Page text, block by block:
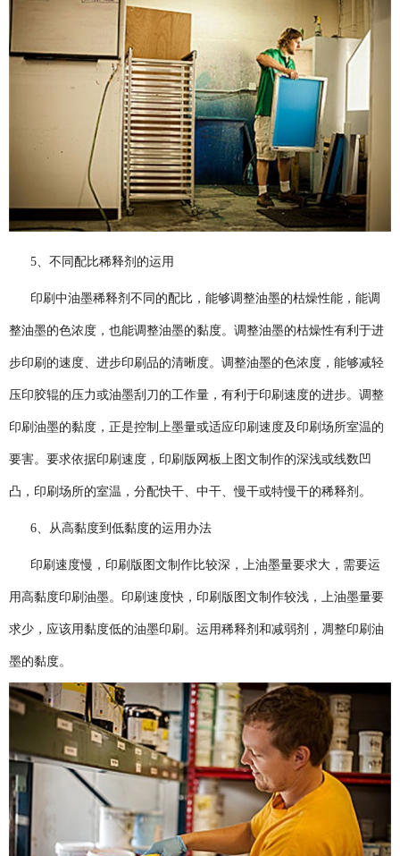
5、不同配比稀释剂的运用
印刷中油墨稀释剂不同的配比，能够调整油墨的枯燥性能，能调
整油墨的色浓度，也能调整油墨的黏度。调整油墨的枯燥性有利于进
步印刷的速度、进步印刷品的清晰度。调整油墨的色浓度，能够减轻
压印胶辊的压力或油墨刮刀的工作量，有利于印刷速度的进步。调整
印刷油墨的黏度，正是控制上墨量或适应印刷速度及印刷场所室温的
要害。要求依据印刷速度，印刷版网板上图文制作的深浅或线数凹
凸，印刷场所的室温，分配快干、中干、慢干或特慢干的稀释剂。
6、从高黏度到低黏度的运用办法
印刷速度慢，印刷版图文制作比较深，上油墨量要求大，需要运
用高黏度印刷油墨。印刷速度快，印刷版图文制作较浅，上油墨量要
求少，应该用黏度低的油墨印刷。运用稀释剂和减弱剂，凋整印刷油
墨的黏度。